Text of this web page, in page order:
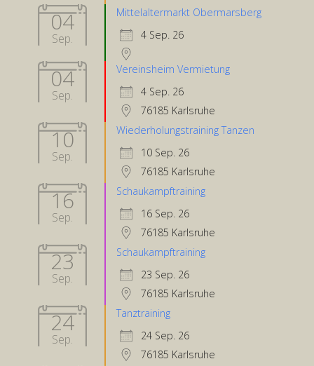
04
Sep.
Mittelaltermarkt Obermarsberg
4 Sep. 26
04
Sep.
Vereinsheim Vermietung
4 Sep. 26
76185 Karlsruhe
10
Sep.
Wiederholungstraining Tanzen
10 Sep. 26
76185 Karlsruhe
16
Sep.
Schaukampftraining
16 Sep. 26
76185 Karlsruhe
23
Sep.
Schaukampftraining
23 Sep. 26
76185 Karlsruhe
24
Sep.
Tanztraining
24 Sep. 26
76185 Karlsruhe